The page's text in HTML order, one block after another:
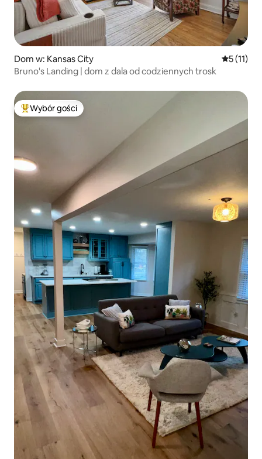
Dom w: Kansas City Średnia
5 (11)
Bruno's Landing | dom z dala od codziennych trosk
Najpopularniejsze z kategorii Wybór gości
Wybór gości